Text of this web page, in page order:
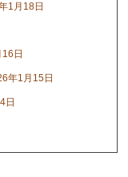
1月18日
日
年1月15日
日